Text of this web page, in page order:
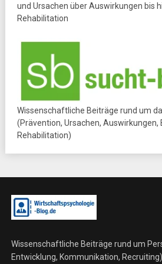
und Ursachen über Auswirkungen bis
Rehabilitation
Wissenschaftliche Beiträge rund um
(Prävention, Ursachen, Auswirkungen,
Rehabilitation)
Wissenschaftliche Beiträge rund um
Entwicklung, Kommunikation,